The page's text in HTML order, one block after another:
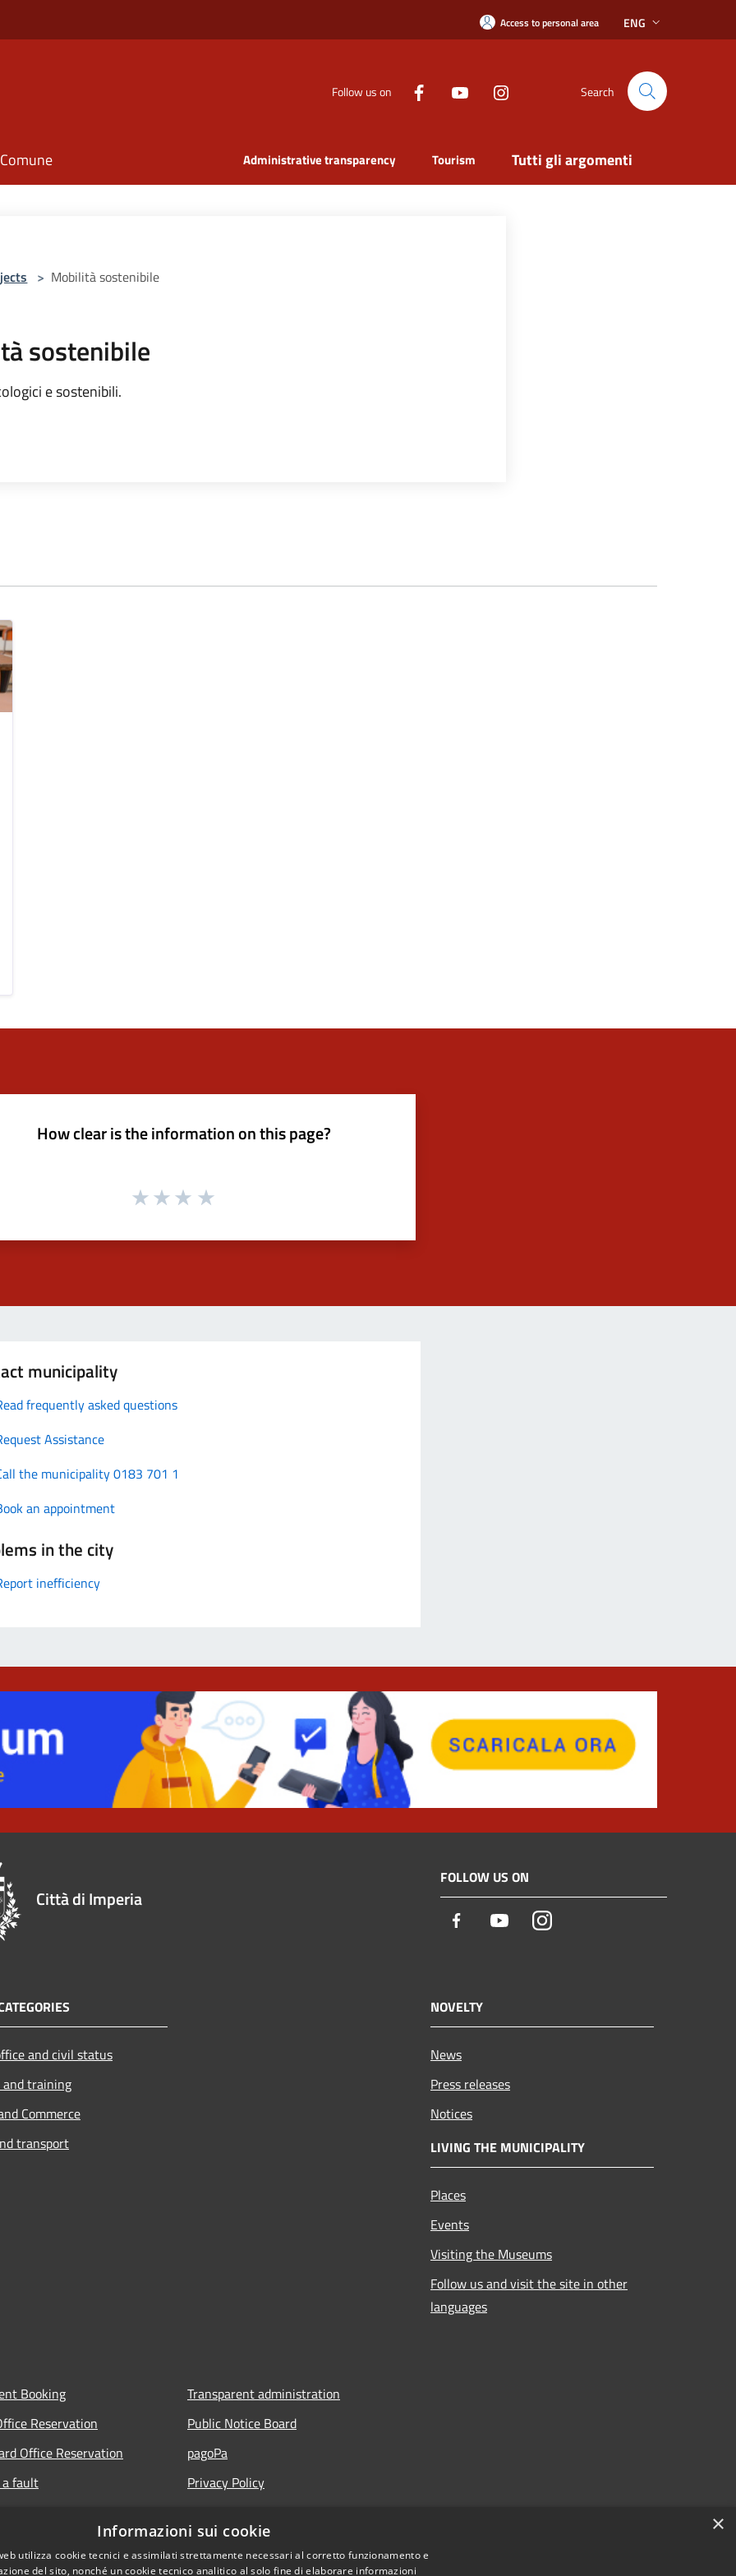
Access to personal area ENG
Follow us on Search
Administrative transparency Tourism Tutti gli argomenti
> Mobilità sostenibile
sostenibile
e sostenibili.
How clear is the information on this page?
municipality
frequently asked questions
Assistance
the municipality 0183 701 1
an appointment
in the city
inefficiency
Città di Imperia
FOLLOW US ON
Facebook YoutubeInstagram
and civil status
training
Commerce
transport
NOVELTY
News
Press releases
Notices
LIVING THE MUNICIPALITY
Places
Events
Visiting the Museums
Follow us and visit the site in other
languages
Booking
Reservation
Office Reservation
fault
Transparent administration
Public Notice Board
pagoPa
Privacy Policy
Accessibility Statement
×
Informazioni sui cookie
utilizza cookie tecnici e assimilati strettamente necessari al corretto funzionamento e
del sito, nonché un cookie tecnico analitico al solo fine di elaborare informazioni